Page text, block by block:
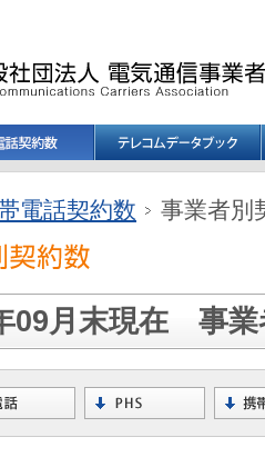
電話契約数 事業者別
09月末現在 事業